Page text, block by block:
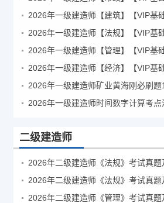
2026年一级建造师【建筑】【VIP基
2026年一级建造师【法规】【VIP基
2026年一级建造师【管理】【VIP基
2026年一级建造师【经济】【VIP基
2026年一级建造师时间数字计算考点
二级建造师